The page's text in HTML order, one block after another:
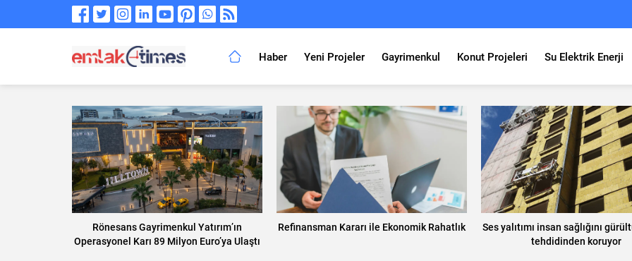
Haber Yeni Projeler Gayrimenkul Konut Projeleri Su Elektrik Enerji
Rönesans Gayrimenkul Yatırım’ın
Operasyonel Karı 89 Milyon Euro’ya Ulaştı
Refinansman Kararı ile Ekonomik Rahatlık
Ses yalıtımı insan sağlığını
tehdidinden koruyor